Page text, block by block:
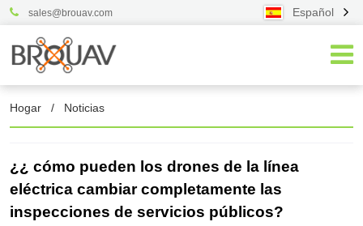
sales@brouav.com Español
Hogar / Noticias
¿¿ cómo pueden los drones de la línea
eléctrica cambiar completamente las
inspecciones de servicios públicos?